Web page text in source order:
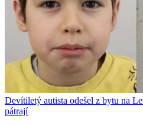
Devítiletý autista odešel z bytu na
pátrají